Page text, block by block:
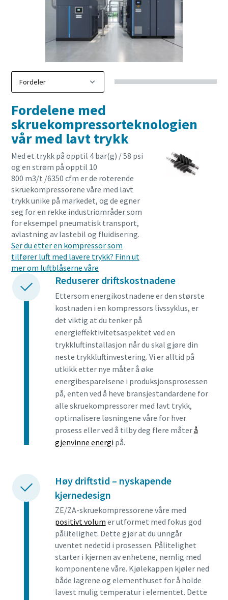
transportprosess
Oppdag hvordan du kan skape en mer effektiv pneumatisk
transportprosess.
Få mer informasjon
Fordelene med
skruekompressorteknologien
vår med lavt trykk
Med et trykk på opptil 4 bar(g) / 58 psi
og en strøm på opptil 10
800 m3/t /6350 cfm er de roterende
skruekompressorene våre med lavt
trykk unike på markedet, og de egner
seg for en rekke industriområder som
for eksempel pneumatisk transport,
avlastning av lastebil og fluidisering.
Ser du etter en kompressor som
tilfører luft med lavere trykk? Finn ut
mer om luftblåserne våre
Reduserer driftskostnadene
Ettersom energikostnadene er den største
kostnaden i en kompressors livssyklus, er
det viktig at du tenker på
energieffektivitetsaspektet ved en
trykkluftinstallasjon når du skal gjøre din
neste trykkluftinvestering. Vi er alltid på
utkikk etter nye måter å øke
energibesparelsene i produksjonsprosessen
på, enten ved å heve bransjestandardene for
alle skruekompressorer med lavt trykk,
optimalisere løsningene våre for hver
prosess eller ved å tilby deg flere måterå
gjenvinne energi på.
Høy driftstid – nyskapende
kjernedesign
ZE/ZA-skruekompressorene våre med
positivt volum er utformet med fokus god
pålitelighet. Dette gjør at du unngår
uventet nedetid i prosessen. Pålitelighet
starter i kjernen av enhetene, nemlig med
komponentene våre. Kjølekappen kjøler ned
både lagrene og elementhuset for å holde
lavest mulig temperatur i elementet. Dette